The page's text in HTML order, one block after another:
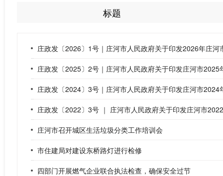
标题
庄政发〔2026〕1号｜庄河市人民政府关于印发2026年庄河
庄政发〔2025〕2号｜庄河市人民政府关于印发庄河市
庄政发〔2024〕3号｜庄河市人民政府关于印发庄河市
庄政发〔2022〕3号 ｜ 庄河市人民政府关于印发庄河市
庄河市召开城区生活垃圾分类工作培训会
市住建局对建设东桥路灯进行检修
四部门开展燃气企业联合执法检查，确保安全过节